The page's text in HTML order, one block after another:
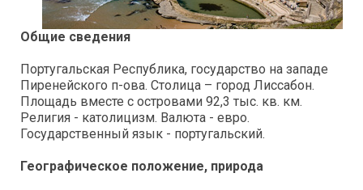
Общие сведения
Португальская Республика, государство на западе
Пиренейского п-ова. Столица – город Лиссабон.
Площадь вместе с островами 92,3 тыс. кв. км.
Религия - католицизм. Валюта - евро.
Государственный язык - португальский.
Географическое положение, природа